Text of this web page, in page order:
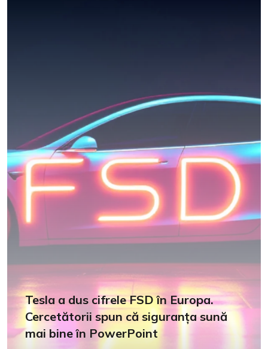
Tesla a dus cifrele FSD în Europa.
Cercetătorii spun că siguranța sună
mai bine în PowerPoint